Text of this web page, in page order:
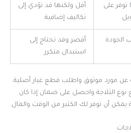
توفر على
أقل ولكنها قد تؤدي إلى
تكاليف إضافية
الجودة
أقصر وقد تحتاج إلى
استبدال متكرر
عن مورد موثوق واطلب قطع غيار أصلية.
نوع الثلاجة واحصل على ضمان إذا كان
أن توفر لك الكثير من الوقت والمال.